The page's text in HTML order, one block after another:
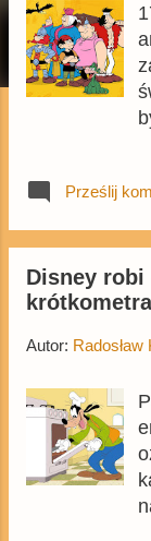
Prześlij
Disney robi
Autor: Radosław